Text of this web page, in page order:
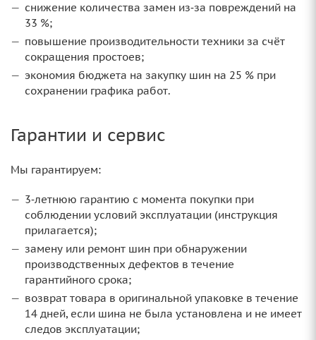
снижение количества замен из‑за повреждений на
33 %;
повышение производительности техники за счёт
сокращения простоев;
экономия бюджета на закупку шин на 25 % при
сохранении графика работ.
Гарантии и сервис
Мы гарантируем:
3‑летнюю гарантию с момента покупки при
соблюдении условий эксплуатации (инструкция
прилагается);
замену или ремонт шин при обнаружении
производственных дефектов в течение
гарантийного срока;
возврат товара в оригинальной упаковке в течение
14 дней, если шина не была установлена и не имеет
следов эксплуатации;